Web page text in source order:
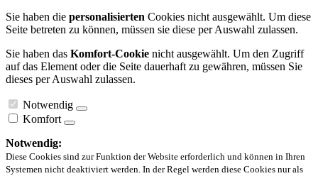
Sie haben die personalisierten Cookies nicht ausgewählt. Um diese
Seite betreten zu können, müssen sie diese per Auswahl zulassen.
Sie haben das Komfort-Cookie nicht ausgewählt. Um den Zugriff
auf das Element oder die Seite dauerhaft zu gewähren, müssen Sie
dieses per Auswahl zulassen.
Notwendig
Komfort
Notwendig:
Diese Cookies sind zur Funktion der Website erforderlich und können in Ihren
Systemen nicht deaktiviert werden. In der Regel werden diese Cookies nur als